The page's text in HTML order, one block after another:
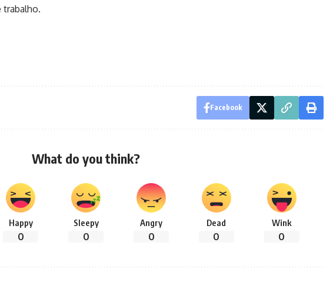
trabalho.
Facebook
What do you think?
Happy
0
Sleepy
0
Angry
0
Dead
0
Wink
0